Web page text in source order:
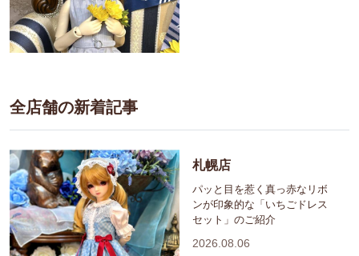
全店舗の新着記事
札幌店
パッと目を惹く真っ赤なリボ
ンが印象的な「いちごドレス
セット」のご紹介
2026.08.06